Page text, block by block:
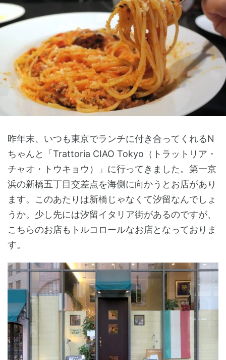
昨年末、いつも東京でランチに付き合ってくれるN
ちゃんと「Trattoria CIAO Tokyo（トラットリア・
チャオ・トウキョウ）」に行ってきました。第一京
浜の新橋五丁目交差点を海側に向かうとお店があり
ます。このあたりは新橋じゃなくて汐留なんでしょ
うか。少し先には汐留イタリア街があるのですが、
こちらのお店もトルコロールなお店となっておりま
す。